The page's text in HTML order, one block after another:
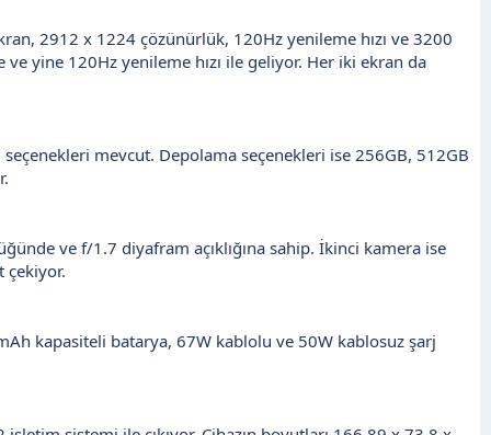
2912 x 1224 çözünürlük, 120Hz yenileme hızı ve 3200
yine 120Hz yenileme hızı ile geliyor. Her iki ekran da
mevcut. Depolama seçenekleri ise 256GB, 512GB
ve f/1.7 diyafram açıklığına sahip. İkinci kamera ise
çekiyor.
kapasiteli batarya, 67W kablolu ve 50W kablosuz şarj